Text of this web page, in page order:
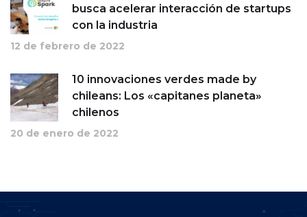
busca acelerar interacción de startups
con la industria
12 de febrero de 2022
10 innovaciones verdes made by
chileans: Los «capitanes planeta»
chilenos
20 de enero de 2022